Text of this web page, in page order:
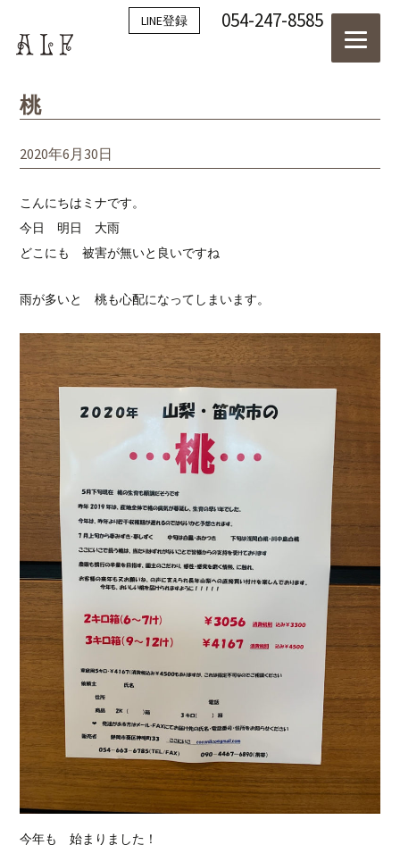
054-247-8585
LINE登録
桃
2020年6月30日
こんにちはミナです。
今日 明日 大雨
どこにも 被害が無いと良いですね
雨が多いと 桃も心配になってしまいます。
今年も 始まりました！